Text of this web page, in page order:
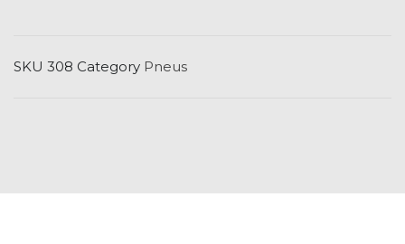
SKU 308 Category Pneus